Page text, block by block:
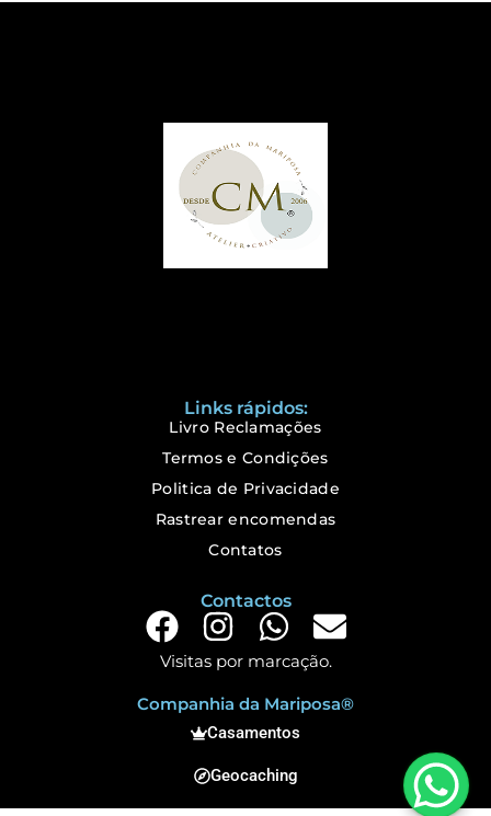
Links rápidos:
Livro Reclamações
Termos e Condições
Politica de Privacidade
Rastrear encomendas
Contatos
Contactos
Visitas por marcação.
Companhia da Mariposa®
Casamentos
Geocaching